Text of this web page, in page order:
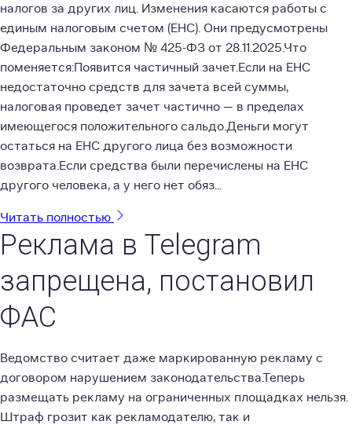
налогов за других лиц. Изменения касаются работы с
единым налоговым счетом (ЕНС). Они предусмотрены
Федеральным законом № 425-ФЗ от 28.11.2025.Что
поменяется:Появится частичный зачет.Если на ЕНС
недостаточно средств для зачета всей суммы,
налоговая проведет зачет частично — в пределах
имеющегося положительного сальдо.Деньги могут
остаться на ЕНС другого лица без возможности
возврата.Если средства были перечислены на ЕНС
другого человека, а у него нет обяз...
Читать полностью
Реклама в Telegram
запрещена, постановил
ФАС
Ведомство считает даже маркированную рекламу с
договором нарушением законодательства.Теперь
размещать рекламу на ограниченных площадках нельзя.
Штраф грозит как рекламодателю, так и